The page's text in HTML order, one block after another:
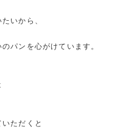
いから、
パンを心がけています。
ただくと